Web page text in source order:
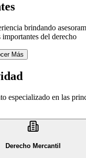
brindando
importantes del derecho
Más
especializado en las
Derecho Mercantil